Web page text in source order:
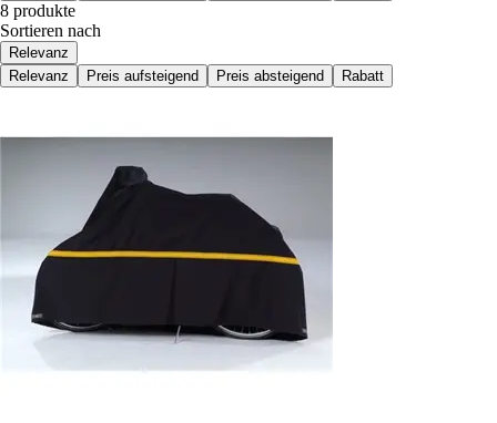
8 produkte
Sortieren nach
Relevanz
Relevanz
Preis aufsteigend Preis absteigend Rabatt